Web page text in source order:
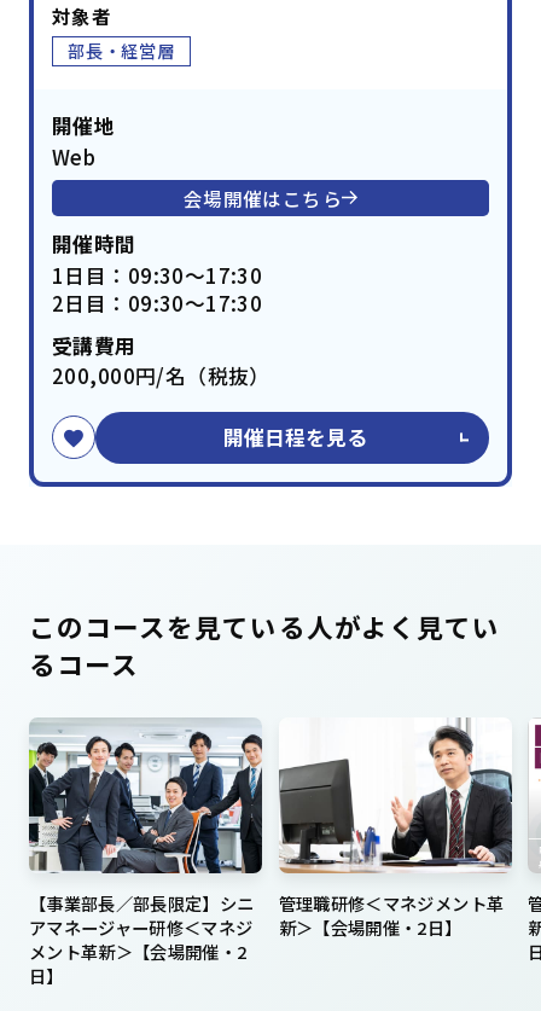
対象者
部長・経営層
開催地
Web
会場開催はこちら
開催時間
1日目：09:30～17:30
2日目：09:30～17:30
受講費用
200,000円/名（税抜）
開催日程を見る
このコースを見ている人がよく見てい
るコース
【事業部長／部長限定】シニ
アマネージャー研修＜マネジ
メント革新＞【会場開催・2
日】
管理職研修＜マネジメント革
新＞【会場開催・2日】